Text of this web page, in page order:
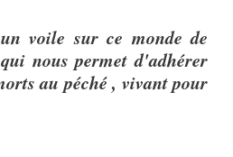
voile sur ce monde de
nous permet d'adhérer
au péché , vivant pour